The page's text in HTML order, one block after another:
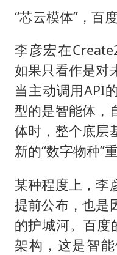
“芯云模体”，百
李彦宏在
如果只看作是对
当主动调用API
型的是智能体，
体时，整个底层
新的“数字物种”
某种程度上，李
提前公布，也是
的护城河。百
架构，这是智